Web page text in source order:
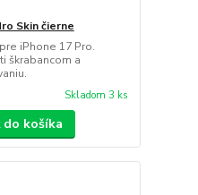
Skin čierne
iPhone 17 Pro.
škrabancom a
Skladom 3 ks
do košíka